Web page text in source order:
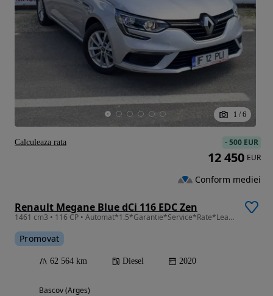
1 / 6
Renault Megane Blue dCi 116 EDC Zen
1461 cm3 • 116 CP • Automat*1.5*Garantie*Service*Rate*Leasing*
Promovat
62 564 km Diesel 2020
Bascov (Arges)
-500 EUR
12 450 EUR
Conform mediei
Calculeaza rata